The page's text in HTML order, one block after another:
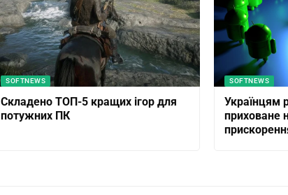
SOFTNEWS
Складено ТОП-5 кращих ігор для
потужних ПК
SOFTNEWS
Українцям
приховане